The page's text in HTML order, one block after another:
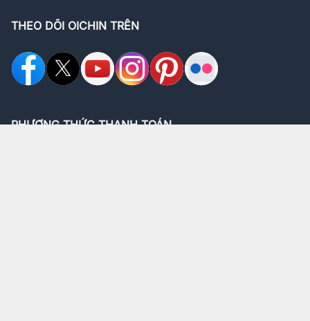
THEO DÕI OICHIN TRÊN
PHƯƠNG THỨC THANH TOÁN